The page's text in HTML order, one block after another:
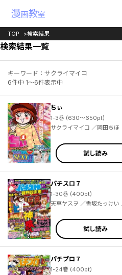
TOP 検索結果
検索結果一覧
キーワード：サクライマイコ
6件中 1～6件表示中
ちぃ
1-3巻 (630～650pt)
サクライマイコ ／岡田ちほ
試し読み
パチスロ７
1-30巻 (400pt)
天草ヤスヲ ／香坂たっけい ／サクライマイコ ／しのはら勉 ／カワ
サキカオリ ／柳リカ ／三上慎吾 ／井上コウセイ ／萩原はっさく ／
市川ヒロシ ／藤波俊彦 ／橘かおる ／塚本ケースケ ／梅屋シン ／タ
ニカワジュン ／嵐 ／宮塚タケシ ／辻ヤスシ ／冨田はじめ ／乱 ／
射駒タケシ ／二階堂亜樹 ／水瀬美香 ／スロカイザー ／天神一美 ／
試し読み
パチプロ７
1-24巻 (400pt)